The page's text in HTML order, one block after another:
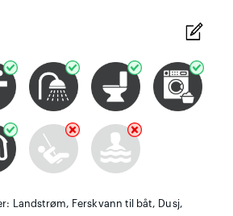
Landstrøm, Ferskvann til båt, Dusj,